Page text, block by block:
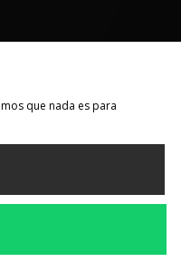
que nada es para